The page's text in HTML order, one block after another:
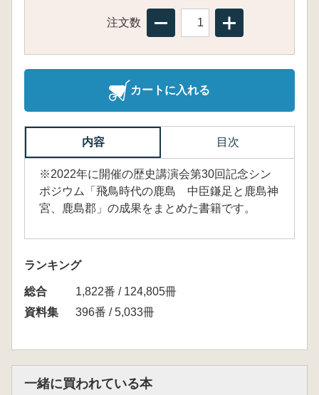
注文数
カートに入れる
内容 目次
※2022年に開催の歴史講演会第30回記念シン
ポジウム「飛鳥時代の鹿島 中臣鎌足と鹿島神
宮、鹿島郡」の成果をまとめた書籍です。
ランキング
総合
1,822番 / 124,805冊
資料集
396番 / 5,033冊
一緒に買われている本